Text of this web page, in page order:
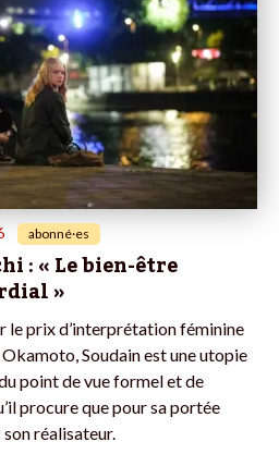
abonné·es
: « Le bien-être
»
le prix d’interprétation féminine
Soudain est une utopie
point de vue formel et de
procure que pour sa portée
réalisateur.